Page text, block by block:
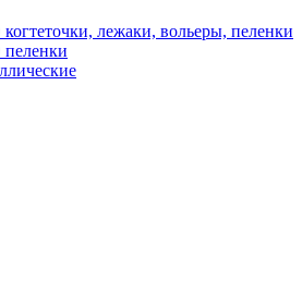
лежаки, вольеры, пеленки